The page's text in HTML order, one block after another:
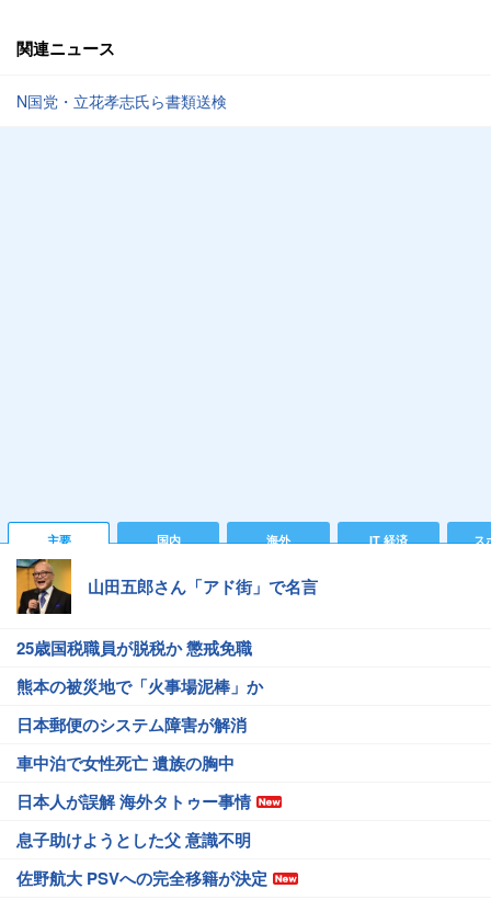
関連ニュース
N国党・立花孝志氏ら書類送検
主要 国内 海外 IT 経済 ス
山田五郎さん「アド街」で名言
25歳国税職員が脱税か 懲戒免職
熊本の被災地で「火事場泥棒」か
日本郵便のシステム障害が解消
車中泊で女性死亡 遺族の胸中
日本人が誤解 海外タトゥー事情
息子助けようとした父 意識不明
佐野航大 PSVへの完全移籍が決定